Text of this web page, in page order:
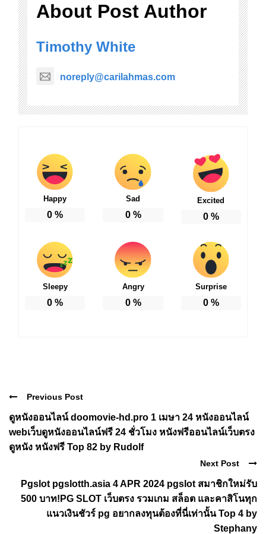
About Post Author
Timothy White
noreply@carilahmas.com
Happy
0 %
Sad
0%
Excited
0%
Sleepy
0 %
Angry
0%
Surprise
0%
Previous Post
ดูหนังออนไลน์ doomovie-hd.pro 1 เมษา 24 หนังออนไลน์
webเว็บดูหนังออนไลน์ฟรี 24 ชั่วโมง หนังฟรีออนไลน์เว็บตรง
ดูหนัง หนังฟรี Top 82 by Rudolf
Next Post
Pgslot pgslotth.asia 4 APR 2024 pgslot สมาชิกใหม่รับ
500 บาท!PG SLOT เว็บตรง รวมเกม สล็อต และคาสิโนทุก
แนวเงินชัวร์ pg อยากลงทุนต้องที่นี่เท่านั้น Top 4 by
Stephany